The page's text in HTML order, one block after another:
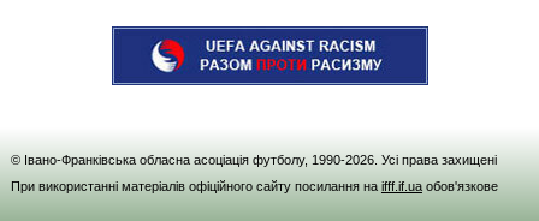
© Івано-Франківська обласна асоціація футболу, 1990-2026. Усі права захищені
При використанні матеріалів офіційного сайту посилання на ifff.if.uaобов'язкове